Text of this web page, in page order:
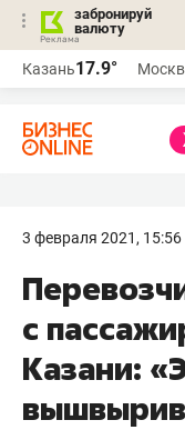
забронируй
валюту
Казань17.9°
3 февраля 2021, 15:56
с
Казани: